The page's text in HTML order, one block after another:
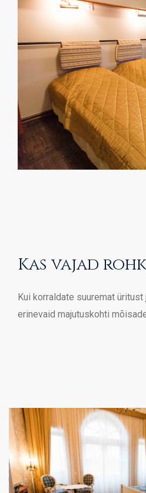
Kas vajad
Kui korraldate suuremat
erinevaid majutuskohti